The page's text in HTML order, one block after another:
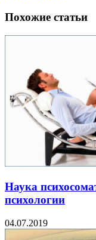
Похожие статьи
Наука
психологии
04.07.2019